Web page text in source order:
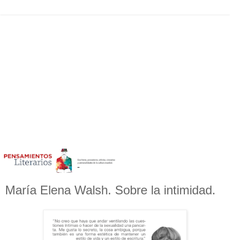
María Elena Walsh. Sobre la intimidad.